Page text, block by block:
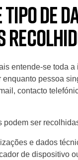
tipo de
entende-se toda a
pessoa
contacto
podem ser
e dados
de dispositivo